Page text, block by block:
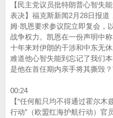
【民主党议员批特朗普心智失
表决】福克斯新闻2月28日报
姆·凯恩要求参议院立即复会，
战争权力。凯恩在一份声明中
十年来对伊朗的干涉和中东无
难道他心智失能到忘记了我们
是他在首任期内亲手将其撕毁？
00:24
【“任何船只均不得通过霍尔木
行动”（欧盟红海护航行动）官